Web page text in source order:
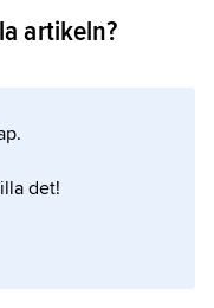
luftning.
artikeln?
det!